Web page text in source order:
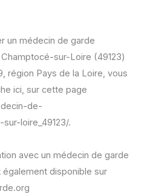
un médecin de garde
sur-Loire (49123)
région Pays de la Loire, vous
ici, sur cette page
de-
loire_49123/.
avec un médecin de garde
disponible sur